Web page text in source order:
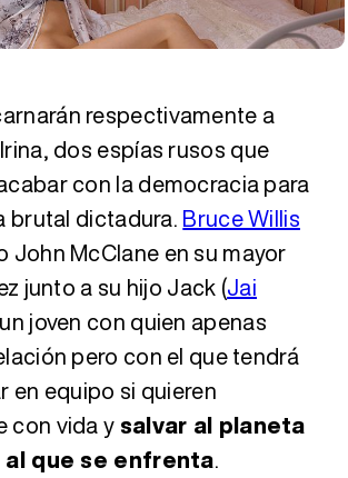
respectivamente a
dos espías rusos que
con la democracia para
brutal dictadura. Bruce Willis
John McClane en su mayor
junto a su hijo Jack (Jai
joven con quien apenas
pero con el que tendrá
en equipo si quieren
con vida y salvar al planeta
que se enfrenta.